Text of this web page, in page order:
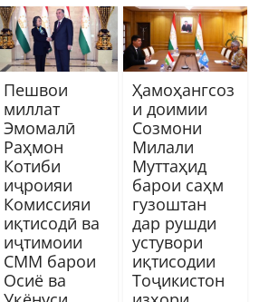
Пешвои
миллат
Эмомалӣ
Раҳмон
Котиби
иҷроияи
Комиссияи
иқтисодӣ ва
иҷтимоии
СММ барои
Осиё ва
Ҳамоҳангсоз
и доимии
Созмони
Милали
Муттаҳид
барои саҳм
гузоштан
дар рушди
устувори
иқтисодии
Тоҷикистон